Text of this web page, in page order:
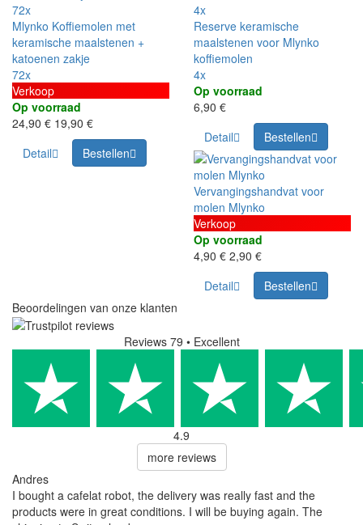
72x
Mlynko Koffiemolen met
keramische maalstenen +
katoenen zakje
72x
Verkoop
Op voorraad
24,90 € 19,90 €
Detail
Bestellen
4x
Reserve keramische
maalstenen voor Mlynko
koffiemolen
4x
Op voorraad
6,90 €
Detail
Bestellen
Vervangingshandvat voor
molen Mlynko
Verkoop
Op voorraad
4,90 € 2,90 €
Detail
Bestellen
Beoordelingen van onze klanten
Reviews 79 • Excellent
4.9
more reviews
Andres
I bought a cafelat robot, the delivery was really fast and the
products were in great conditions. I will be buying again. The